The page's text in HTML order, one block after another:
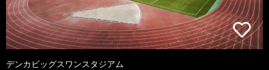
デンカビッグスワンスタジアム